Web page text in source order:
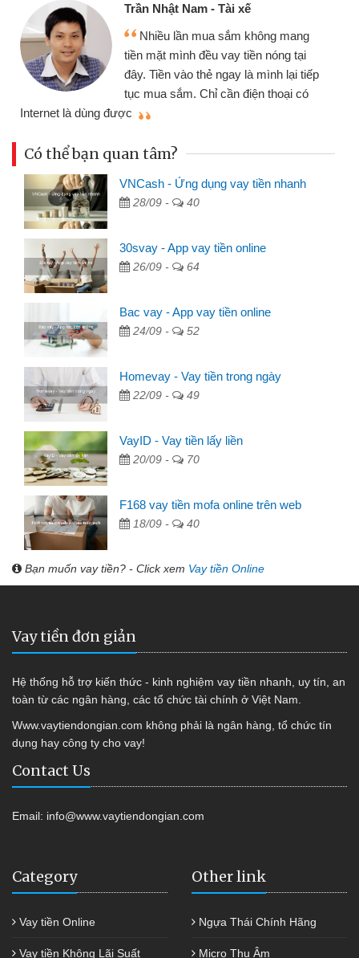
Trần Nhật Nam - Tài xế
Nhiều lần mua sắm không mang
tiền mặt mình đều vay tiền nóng tại
đây. Tiền vào thẻ ngay là mình lại tiếp
tục mua sắm. Chỉ cần điện thoại có
Internet là dùng được
Có thể bạn quan tâm?
VNCash - Ứng dụng vay tiền nhanh
28/09 - 40
30svay - App vay tiền online
26/09 - 64
Bac vay - App vay tiền online
24/09 - 52
Homevay - Vay tiền trong ngày
22/09 - 49
VayID - Vay tiền lấy liền
20/09 - 70
F168 vay tiền mofa online trên web
18/09 - 40
Bạn muốn vay tiền? - Click xem Vay tiền Online
Vay tiền đơn giản
Hệ thống hỗ trợ kiến thức - kinh nghiệm vay tiền nhanh, uy tín, an
toàn từ các ngân hàng, các tổ chức tài chính ở Việt Nam.
Www.vaytiendongian.com không phải là ngân hàng, tổ chức tín
dụng hay công ty cho vay!
Contact Us
Email: info@www.vaytiendongian.com
Category
Vay tiền Online
Vay tiền Không Lãi Suất
Other link
Ngựa Thái Chính Hãng
Micro Thu Âm